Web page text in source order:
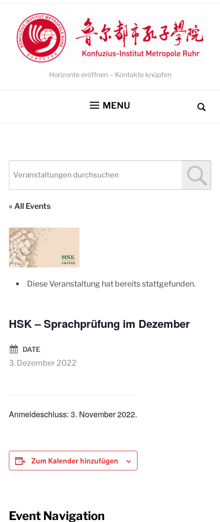
Horizonte eröffnen – Kontakte knüpfen
MENU
« All Events
Diese Veranstaltung hat bereits stattgefunden.
HSK – Sprachprüfung im Dezember
DATE
3. Dezember 2022
Anmeldeschluss: 3. November 2022.
Zum Kalender hinzufügen
Event Navigation